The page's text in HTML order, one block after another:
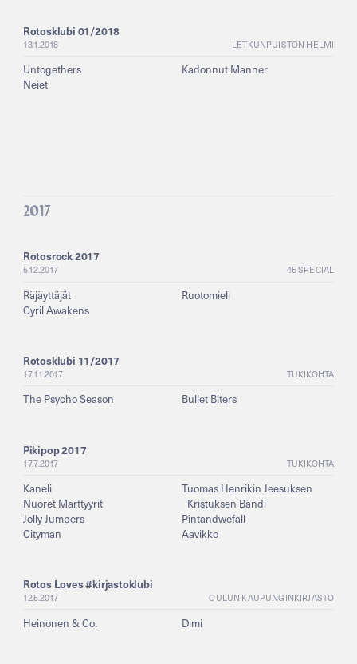
13.1.2018 LETKUNPUISTON HELMI
Rotosklubi 01/2018
Untogethers
Neiet
Kadonnut Manner
2017
5.12.2017 45 SPECIAL
Rotosrock 2017
Räjäyttäjät
Cyril Awakens
Ruotomieli
17.11.2017 TUKIKOHTA
Rotosklubi 11/2017
The Psycho Season Bullet Biters
17.7.2017 TUKIKOHTA
Pikipop 2017
Kaneli
Nuoret Marttyyrit
Jolly Jumpers
Cityman
Tuomas Henrikin Jeesuksen
Kristuksen Bändi
Pintandwefall
Aavikko
12.5.2017 OULUN KAUPUNGINKIRJASTO
Rotos Loves #kirjastoklubi
Heinonen & Co. Dimi